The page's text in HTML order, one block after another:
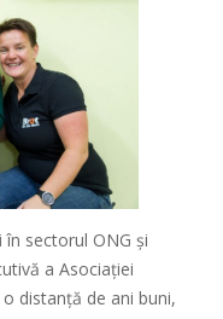
în sectorul ONG și
a Asociației
distanță de ani buni,